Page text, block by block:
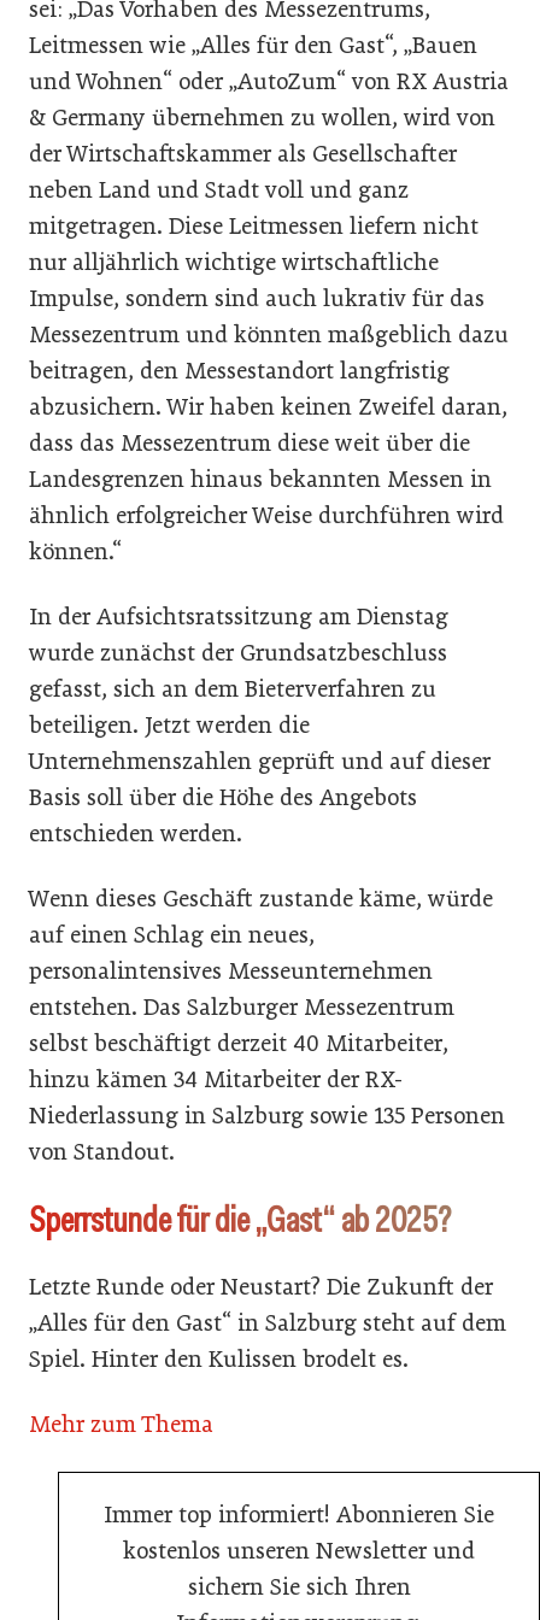
sei: „Das Vorhaben des Messezentrums,
Leitmessen wie „Alles für den Gast“, „Bauen
und Wohnen“ oder „AutoZum“ von RX Austria
& Germany übernehmen zu wollen, wird von
der Wirtschaftskammer als Gesellschafter
neben Land und Stadt voll und ganz
mitgetragen. Diese Leitmessen liefern nicht
nur alljährlich wichtige wirtschaftliche
Impulse, sondern sind auch lukrativ für das
Messezentrum und könnten maßgeblich dazu
beitragen, den Messestandort langfristig
abzusichern. Wir haben keinen Zweifel daran,
dass das Messezentrum diese weit über die
Landesgrenzen hinaus bekannten Messen in
ähnlich erfolgreicher Weise durchführen wird
können.“
In der Aufsichtsratssitzung am Dienstag
wurde zunächst der Grundsatzbeschluss
gefasst, sich an dem Bieterverfahren zu
beteiligen. Jetzt werden die
Unternehmenszahlen geprüft und auf dieser
Basis soll über die Höhe des Angebots
entschieden werden.
Wenn dieses Geschäft zustande käme, würde
auf einen Schlag ein neues,
personalintensives Messeunternehmen
entstehen. Das Salzburger Messezentrum
selbst beschäftigt derzeit 40 Mitarbeiter,
hinzu kämen 34 Mitarbeiter der RX-
Niederlassung in Salzburg sowie 135 Personen
von Standout.
Sperrstunde für die „Gast“ ab 2025?
Letzte Runde oder Neustart? Die Zukunft der
„Alles für den Gast“ in Salzburg steht auf dem
Spiel. Hinter den Kulissen brodelt es.
Mehr zum Thema
Immer top informiert! Abonnieren Sie
kostenlos unseren Newsletter und
sichern Sie sich Ihren